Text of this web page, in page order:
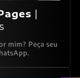
|
mim? Peça seu